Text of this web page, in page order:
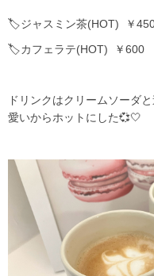
🏷️ジャスミン茶(HOT) ￥
🏷️カフェラテ(HOT) ￥600
ドリンクはクリームソーダ
愛いからホットにした💞🤍